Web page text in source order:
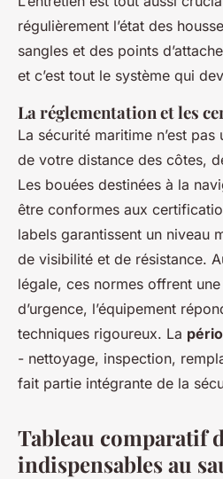
régulièrement l’état des
sangles et des points
et c’est tout le système qui
La réglementation et les
La sécurité maritime n’est
de votre distance des côtes,
Les bouées destinées à la
être conformes aux
labels garantissent un niveau
de visibilité et de résistance.
légale, ces normes offrent
d’urgence, l’équipement
techniques rigoureux. La
- nettoyage, inspection,
fait partie intégrante de la
Tableau comparatif
indispensables au